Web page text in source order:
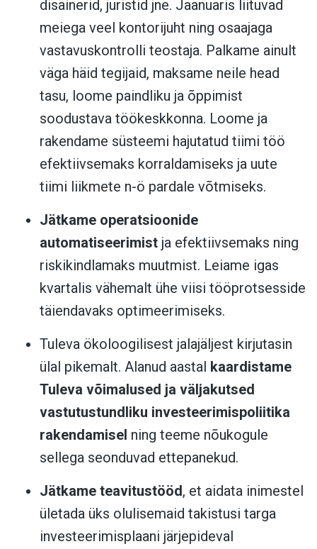
disainerid, juristid jne. Jaanuaris liituvad
meiega veel kontorijuht ning osaajaga
vastavuskontrolli teostaja. Palkame ainult
väga häid tegijaid, maksame neile head
tasu, loome paindliku ja õppimist
soodustava töökeskkonna. Loome ja
rakendame süsteemi hajutatud tiimi töö
efektiivsemaks korraldamiseks ja uute
tiimi liikmete n-ö pardale võtmiseks.
Jätkame operatsioonide
automatiseerimist ja efektiivsemaks ning
riskikindlamaks muutmist. Leiame igas
kvartalis vähemalt ühe viisi tööprotsesside
täiendavaks optimeerimiseks.
Tuleva ökoloogilisest jalajäljest kirjutasin
ülal pikemalt. Alanud aastal kaardistame
Tuleva võimalused ja väljakutsed
vastutustundliku investeerimispoliitika
rakendamisel ning teeme nõukogule
sellega seonduvad ettepanekud.
Jätkame teavitustööd, et aidata inimestel
ületada üks olulisemaid takistusi targa
investeerimisplaani järjepideval